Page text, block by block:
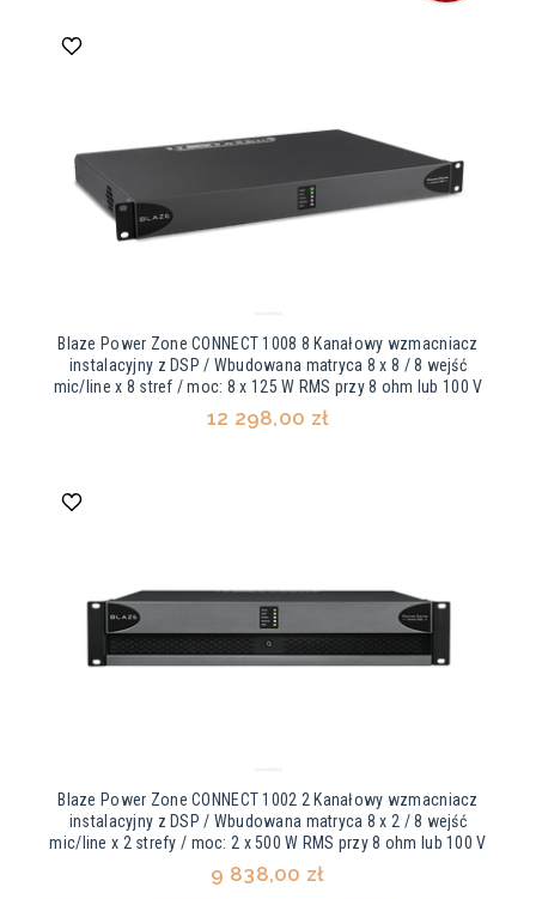
Blaze Power Zone CONNECT 1008 8 Kanałowy wzmacniacz
instalacyjny z DSP / Wbudowana matryca 8 x 8 / 8 wejść
mic/line x 8 stref / moc: 8 x 125 W RMS przy 8 ohm lub 100 V
12 298,00 zł
Blaze Power Zone CONNECT 1002 2 Kanałowy wzmacniacz
instalacyjny z DSP / Wbudowana matryca 8 x 2 / 8 wejść
mic/line x 2 strefy / moc: 2 x 500 W RMS przy 8 ohm lub 100 V
9 838,00 zł